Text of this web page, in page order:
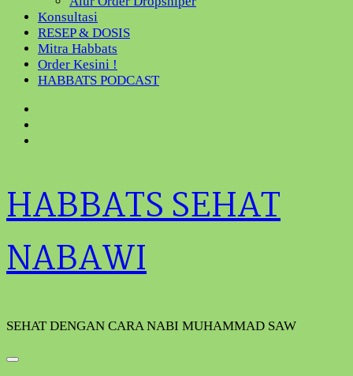
Konsultasi
RESEP & DOSIS
Mitra Habbats
Order Kesini !
HABBATS PODCAST
HABBATS SEHAT
NABAWI
SEHAT DENGAN CARA NABI MUHAMMAD SAW